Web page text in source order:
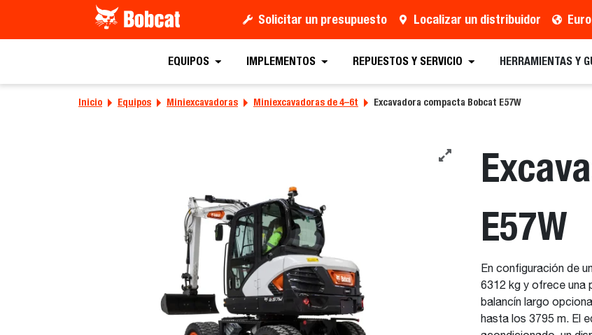
Solicitar un presupuesto Localizar un distribuidor
EQUIPOS IMPLEMENTOS REPUESTOS Y SERVICIO HERRAMIENTAS Y
Inicio Equipos Miniexcavadoras Miniexcavadoras de 4–6t Excavadora compacta Bobcat E57W
E57W
En configuración de
6312 kg y ofrece una
balancín largo
hasta los 3795 m. El
Solicitar un presupuesto Distribuidor Solicitar Folletos